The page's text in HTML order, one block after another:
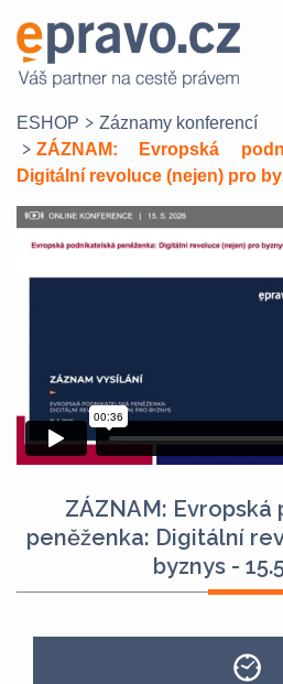
ESHOP
Záznamy konferencí
ZÁZNAM: Evropská
Digitální revoluce (nejen) pro
ZÁZNAM:
peněženka: Digitální
byznys -